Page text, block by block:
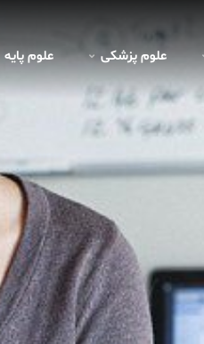
علوم پزشکی علوم پايه